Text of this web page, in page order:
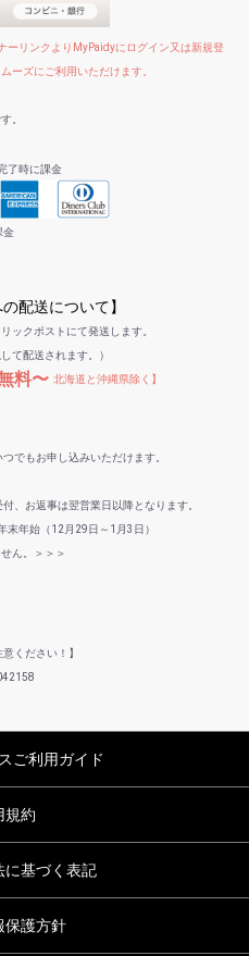
ーリンクよりMyPaidyにログイン又は新規登
ーズにご利用いただけます。
。
了時に課金
金
配送について】
ックポストにて発送します。
て配送されます。）
料〜 北海道と沖縄県除く】
でもお申し込みいただけます。
、お返事は翌営業日以降となります。
末年始（12月29日～1月3日）
ん。＞＞＞
ください！】
ご利用ガイド
規約
に基づく表記
保護方針